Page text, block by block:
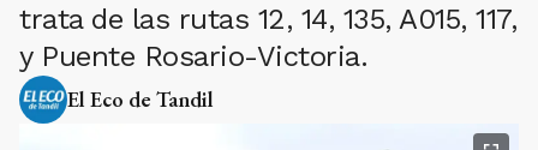
trata de las rutas 12, 14, 135, A015, 117,
y Puente Rosario-Victoria.
El Eco de Tandil